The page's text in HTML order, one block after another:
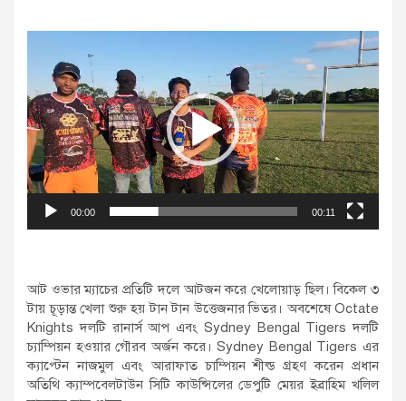
Player
00:00 00:11
আট ওভার ম্যাচের প্রতিটি দলে আটজন করে খেলোয়াড় ছিল। বিকেল ৩
টায় চূড়ান্ত খেলা শুরু হয় টান টান উত্তেজনার ভিতর। অবশেষে Octate
Knights দলটি রানার্স আপ এবং Sydney Bengal Tigers দলটি
চ্যাম্পিয়ন হওয়ার গৌরব অর্জন করে। Sydney Bengal Tigers এর
ক্যাপ্টেন নাজমুল এবং আরাফাত চাম্পিয়ন শীল্ড গ্রহণ করেন প্রধান
অতিথি ক্যাম্পবেলটাউন সিটি কাউন্সিলের ডেপুটি মেয়র ইব্রাহিম খলিল